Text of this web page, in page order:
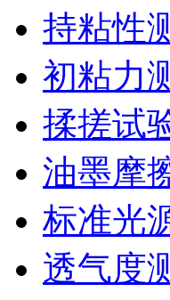
持粘性
初粘力
揉搓试
油墨摩
标准光
透气度